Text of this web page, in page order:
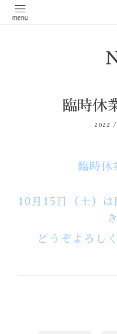
臨時休
2022
臨時休
10月15日（土）
どうぞよろし